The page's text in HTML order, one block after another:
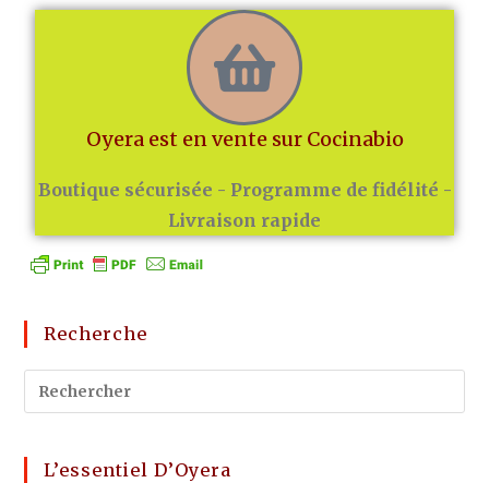
Oyera est en vente sur Cocinabio
Boutique sécurisée - Programme de fidélité -
Livraison rapide
Recherche
L’essentiel D’Oyera